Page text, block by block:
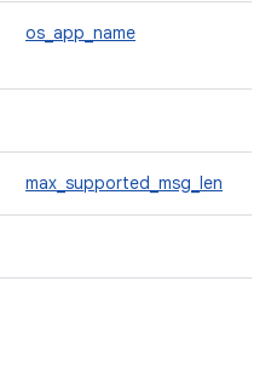
os_app_name
max_supported_msg_len